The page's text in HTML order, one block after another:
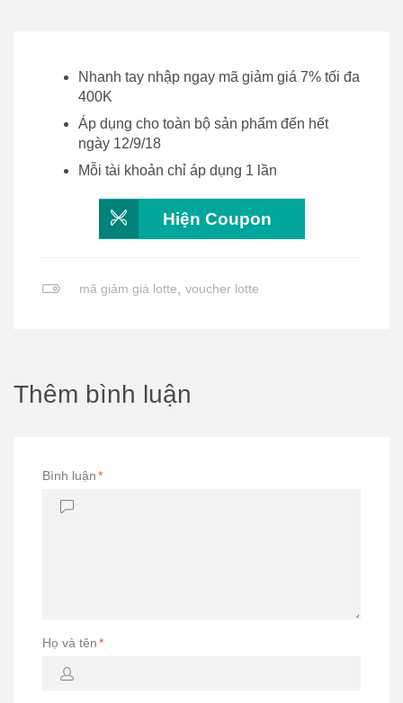
Nhanh tay nhập ngay mã giảm giá 7% tối đa
400K
Áp dụng cho toàn bộ sản phẩm đến hết
ngày 12/9/18
Mỗi tài khoản chỉ áp dụng 1 lần
Hiện Coupon
mã giảm giá lotte, voucher lotte
Thêm bình luận
Bình luận*
Họ và tên*